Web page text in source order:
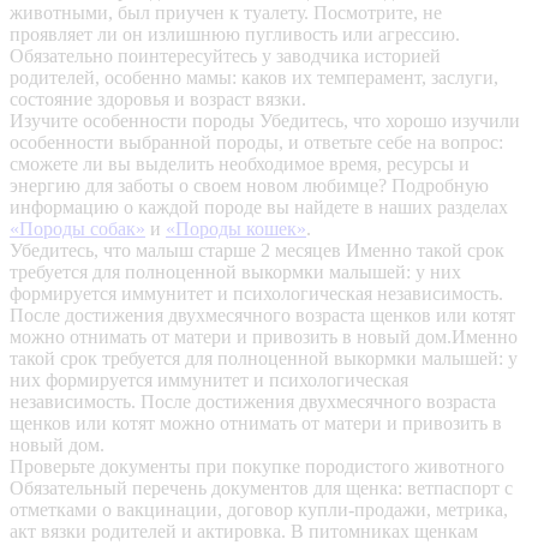
животными, был приучен к туалету. Посмотрите, не
проявляет ли он излишнюю пугливость или агрессию.
Обязательно поинтересуйтесь у заводчика историей
родителей, особенно мамы: каков их темперамент, заслуги,
состояние здоровья и возраст вязки.
Изучите особенности породы Убедитесь, что хорошо изучили
особенности выбранной породы, и ответьте себе на вопрос:
сможете ли вы выделить необходимое время, ресурсы и
энергию для заботы о своем новом любимце? Подробную
информацию о каждой породе вы найдете в наших разделах
«Породы собак» и «Породы кошек».
Убедитесь, что малыш старше 2 месяцев Именно такой срок
требуется для полноценной выкормки малышей: у них
формируется иммунитет и психологическая независимость.
После достижения двухмесячного возраста щенков или котят
можно отнимать от матери и привозить в новый дом.Именно
такой срок требуется для полноценной выкормки малышей: у
них формируется иммунитет и психологическая
независимость. После достижения двухмесячного возраста
щенков или котят можно отнимать от матери и привозить в
новый дом.
Проверьте документы при покупке породистого животного
Обязательный перечень документов для щенка: ветпаспорт с
отметками о вакцинации, договор купли-продажи, метрика,
акт вязки родителей и актировка. В питомниках щенкам